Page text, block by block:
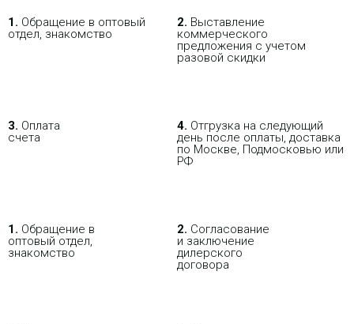
ПОКУПАЯ С НАСТРОЙКОЙ
1. Обращение в оптовый
отдел, знакомство
2. Выставление
коммерческого
предложения с учетом
разовой скидки
3. Оплата
счета
4. Отгрузка на следующий
день после оплаты, доставка
по Москве, Подмосковью или
РФ
1. Обращение в
оптовый отдел,
знакомство
2. Согласование
и заключение
дилерского
договора